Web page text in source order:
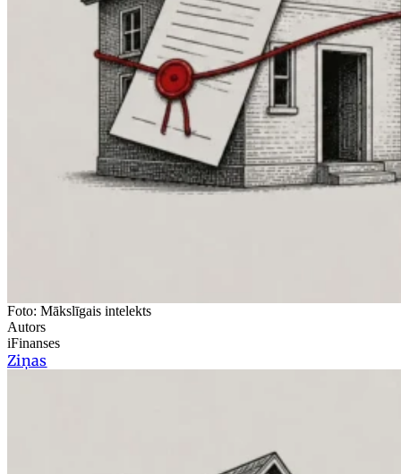
Foto: Mākslīgais intelekts
Autors
iFinanses
Ziņas